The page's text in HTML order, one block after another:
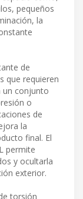
pequeños
la
de
que requieren
un conjunto
o
de
la
final. El
permite
y ocultarla
exterior.
torsión